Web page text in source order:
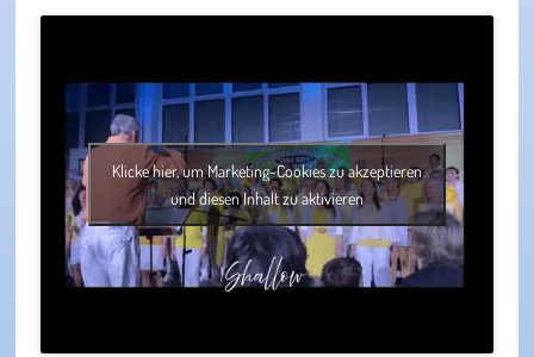
Klicke hier, um Marketing-Cookies zu akzeptieren
und diesen Inhalt zu aktivieren